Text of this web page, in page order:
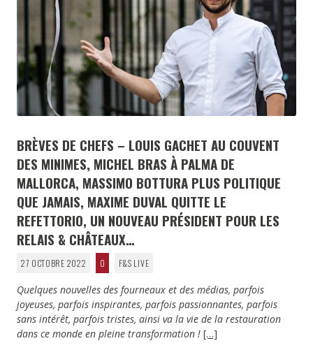
BRÈVES DE CHEFS – LOUIS GACHET AU COUVENT
DES MINIMES, MICHEL BRAS À PALMA DE
MALLORCA, MASSIMO BOTTURA PLUS POLITIQUE
QUE JAMAIS, MAXIME DUVAL QUITTE LE
REFETTORIO, UN NOUVEAU PRÉSIDENT POUR LES
RELAIS & CHÂTEAUX…
27 OCTOBRE 2022 0 F&S LIVE
Quelques nouvelles des fourneaux et des médias, parfois
joyeuses, parfois inspirantes, parfois passionnantes, parfois
sans intérêt, parfois tristes, ainsi va la vie de la restauration
dans ce monde en pleine transformation ! […]